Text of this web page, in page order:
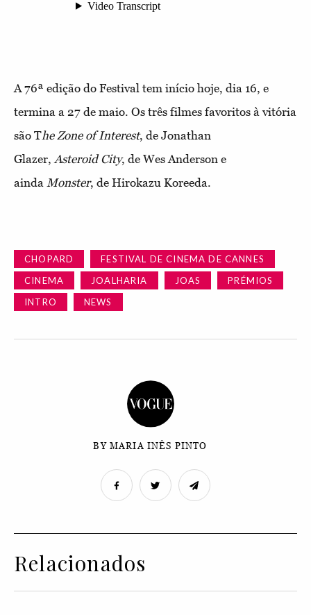
A 76ª edição do Festival tem início hoje, dia 16, e
termina a 27 de maio. Os três filmes favoritos à vitória
são The Zone of Interest, de Jonathan
Glazer, Asteroid City, de Wes Anderson e
ainda Monster, de Hirokazu Koreeda.
CHOPARD
FESTIVAL DE CINEMA DE CANNES
CINEMA
JOALHARIA JOAS
PRÉMIOS
INTRO
NEWS
BY MARIA INÊS PINTO
Relacionados